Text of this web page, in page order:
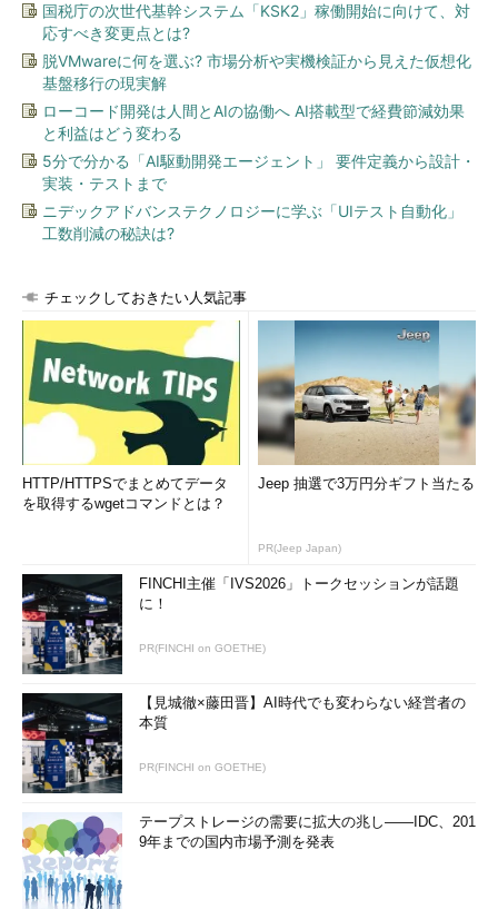
国税庁の次世代基幹システム「KSK2」稼働開始に向けて、対
応すべき変更点とは?
脱VMwareに何を選ぶ? 市場分析や実機検証から見えた仮想化
基盤移行の現実解
ローコード開発は人間とAIの協働へ AI搭載型で経費節減効果
と利益はどう変わる
5分で分かる「AI駆動開発エージェント」 要件定義から設計・
実装・テストまで
ニデックアドバンステクノロジーに学ぶ「UIテスト自動化」
工数削減の秘訣は?
チェックしておきたい人気記事
HTTP/HTTPSでまとめてデータ
を取得するwgetコマンドとは？
Jeep 抽選で3万円分ギフト当たる
PR(Jeep Japan)
FINCHI主催「IVS2026」トークセッションが話題
に！
PR(FINCHI on GOETHE)
【見城徹×藤田晋】AI時代でも変わらない経営者の
本質
PR(FINCHI on GOETHE)
テープストレージの需要に拡大の兆し――IDC、201
9年までの国内市場予測を発表